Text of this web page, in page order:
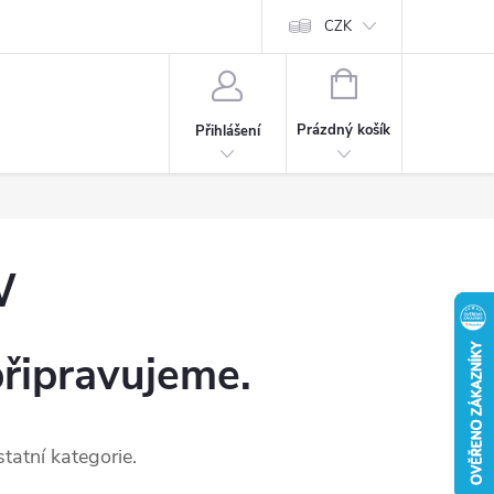
CZK
Přihlášení
NÁKUPNÍ
Prázdný košík
kategorie.